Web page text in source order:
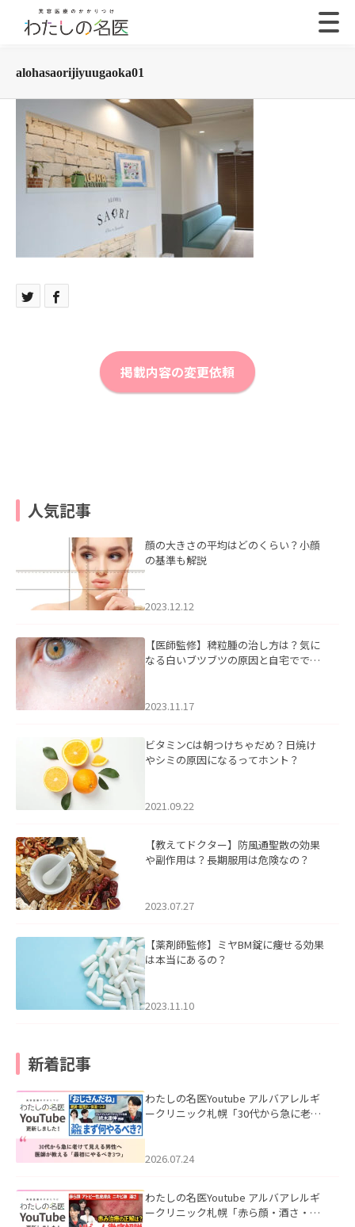
alohasaorijiyuugaoka01
掲載内容の変更依頼
人気記事
顔の大きさの平均はどのくらい？小顔
の基準も解説
2023.12.12
【医師監修】稗粒腫の治し方は？気に
なる白いブツブツの原因と自宅ででき
2023.11.17
ビタミンCは朝つけちゃだめ？日焼け
やシミの原因になるってホント？
2021.09.22
【教えてドクター】防風通聖散の効果
や副作用は？長期服用は危険なの？
2023.07.27
【薬剤師監修】ミヤBM錠に痩せる効果
は本当にあるの？
2023.11.10
新着記事
わたしの名医Youtube アルバアレルギ
ークリニック札幌「30代から急に老け
た。
2026.07.24
わたしの名医Youtube アルバアレルギ
ークリニック札幌「赤ら顔・酒さ・ニ